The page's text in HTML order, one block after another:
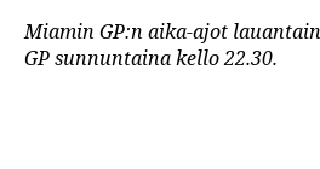
Miamin GP:n aika-ajot
GP sunnuntaina kello 22.30.